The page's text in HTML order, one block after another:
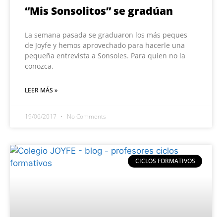
“Mis Sonsolitos” se gradúan
La semana pasada se graduaron los más peques
de Joyfe y hemos aprovechado para hacerle una
pequeña entrevista a Sonsoles. Para quien no la
conozca,
LEER MÁS »
19/06/2017 No Comments
CICLOS FORMATIVOS